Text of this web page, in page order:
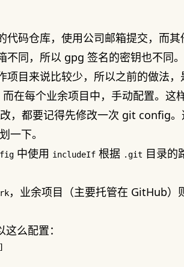
代码仓库，使用公司邮箱提交，而
同，所以 gpg 签名的密钥也不同。
项目来说比较少，所以之前的做法，
在每个业余项目中，手动配置。这
，都要记得先修改一次 git config。
一下。
中使用 includeIf 根据 .git 目录的
，业余项目（主要托管在 GitHub）
这么配置：
]